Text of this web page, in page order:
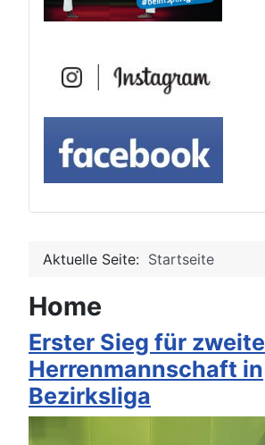
Aktuelle Seite: Startseite
Home
Erster Sieg für zweite
Herrenmannschaft in
Bezirksliga